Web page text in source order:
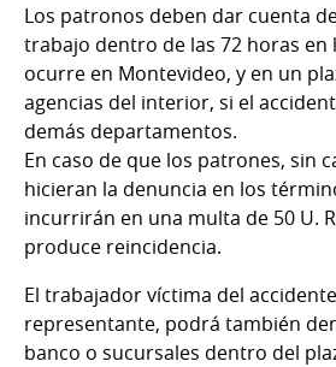
Los patronos deben dar cuenta
trabajo dentro de las 72 horas en
ocurre en Montevideo, y en un
agencias del interior, si el
demás departamentos.
En caso de que los patrones, sin
hicieran la denuncia en los
incurrirán en una multa de 50 U.
produce reincidencia.
El trabajador víctima del
representante, podrá también
banco o sucursales dentro del